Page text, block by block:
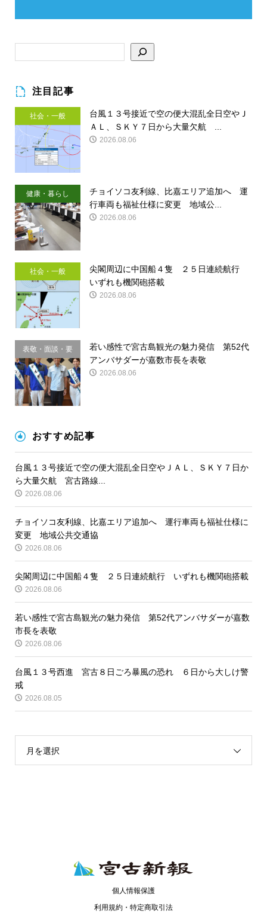
注目記事
社会・一般
台風１３号接近で空の便大混乱全日空やＪ
ＡＬ、ＳＫＹ７日から大量欠航 ...
2026.08.06
健康・暮らし
チョイソコ友利線、比嘉エリア追加へ 運
行車両も福祉仕様に変更 地域公...
2026.08.06
社会・一般
尖閣周辺に中国船４隻 ２５日連続航行
いずれも機関砲搭載
2026.08.06
表敬・面談・要
請
若い感性で宮古島観光の魅力発信 第52代
アンバサダーが嘉数市長を表敬
2026.08.06
おすすめ記事
台風１３号接近で空の便大混乱全日空やＪＡＬ、ＳＫＹ７日か
ら大量欠航 宮古路線...
2026.08.06
チョイソコ友利線、比嘉エリア追加へ 運行車両も福祉仕様に
変更 地域公共交通協
2026.08.06
尖閣周辺に中国船４隻 ２５日連続航行 いずれも機関砲搭載
2026.08.06
若い感性で宮古島観光の魅力発信 第52代アンバサダーが嘉数
市長を表敬
2026.08.06
台風１３号西進 宮古８日ごろ暴風の恐れ ６日から大しけ警
戒
2026.08.05
月を選択
個人情報保護
利用規約・特定商取引法